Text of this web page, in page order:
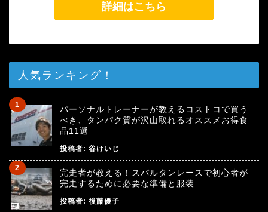
詳細はこちら
人気ランキング！
パーソナルトレーナーが教えるコストコで買う
べき、タンパク質が沢山取れるオススメお得食
品11選
投稿者: 谷けいじ
完走者が教える！スパルタンレースで初心者が
完走するために必要な準備と服装
投稿者: 後藤優子